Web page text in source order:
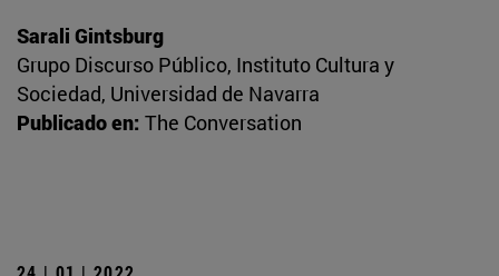
Sarali Gintsburg
Grupo Discurso Público, Instituto Cultura y
Sociedad, Universidad de Navarra
Publicado en: The Conversation